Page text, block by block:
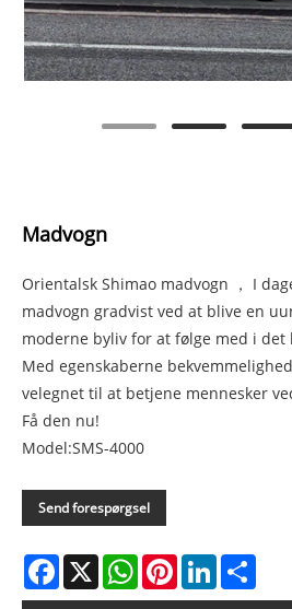
Madvogn
Orientalsk Shimao madvogn ， I
madvogn gradvist ved at blive en
moderne byliv for at følge med i
Med egenskaberne
velegnet til at betjene mennesker
Få den nu!
Model:SMS-4000
Send forespørgsel
Facebook
X WhatsAppPinterestLinkedIn